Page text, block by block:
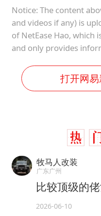
Notice: The content
and videos if any) is
of NetEase Hao, which
and only provides
打开网
牧马人改装
广东广州
比较顶级的
2026-06-10